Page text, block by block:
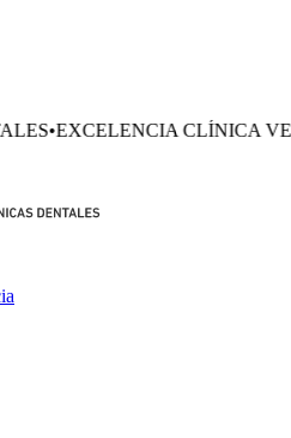
CLÍNICA VERIFICADA•